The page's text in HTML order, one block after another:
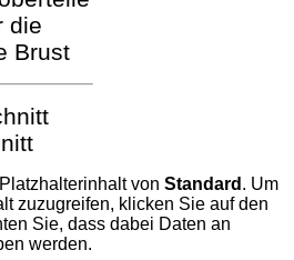
die
Brust
von Standard . Um
zuzugreifen, klicken Sie auf den
Sie, dass dabei Daten an
werden.